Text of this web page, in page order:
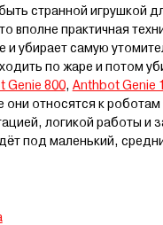
странной игрушкой
вполне практичная
и убирает самую
по жаре и потом
Genie 800, Anthbot Genie
они относятся к
логикой работы и
под маленький,